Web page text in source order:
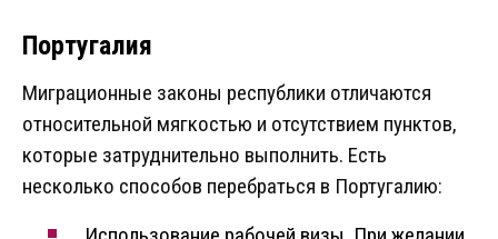
Португалия
Миграционные законы республики отличаются
относительной мягкостью и отсутствием пунктов,
которые затруднительно выполнить. Есть
несколько способов перебраться в Португалию: